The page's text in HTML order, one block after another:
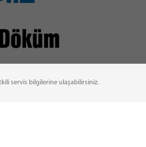
servis bilgilerine ulaşabilirsiniz.